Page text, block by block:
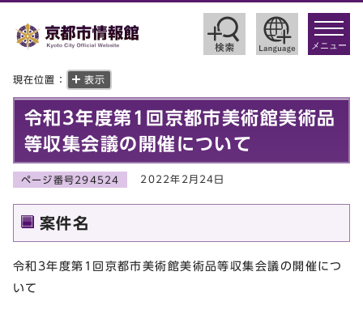
toggle
メニュー
現在位置： 表示
令和3年度第1回京都市美術館美術品
等収集会議の開催について
ページ番号294524 2022年2月24日
案件名
令和3年度第1回京都市美術館美術品等収集会議の開催につ
いて